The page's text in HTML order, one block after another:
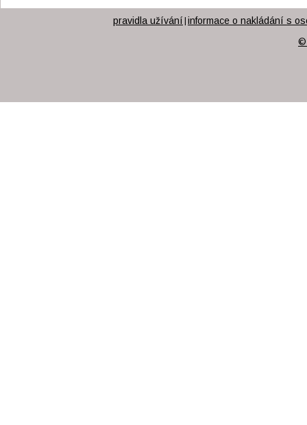
pravidla užívání informace o nakládání s
©